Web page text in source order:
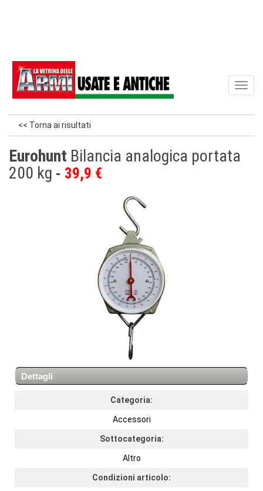
<< Torna ai risultati
Eurohunt Bilancia analogica portata
200 kg
39,9 €
Dettagli
Categoria:
Accessori
Sottocategoria:
Altro
Condizioni articolo: